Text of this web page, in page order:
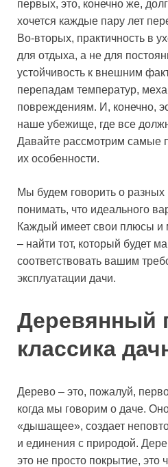
первых, это, конечно же,
хочется каждые пару лет
Во-вторых, практичность в
для отдыха, а не для
устойчивость к внешним
перепадам температур,
повреждениям. И, конечно,
наше убежище, где все
Давайте рассмотрим самые
их особенности.
Мы будем говорить о
понимать, что идеального
Каждый имеет свои плюсы и
– найти тот, который будет
соответствовать вашим
эксплуатации дачи.
Деревянный
классика
Дерево – это, пожалуй,
когда мы говорим о даче.
«дышащее», создает
и единения с природой.
это не просто покрытие, это